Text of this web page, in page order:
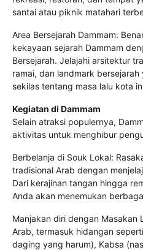
santai atau piknik matahari
Area Bersejarah Dammam:
kekayaan sejarah Dammam
Bersejarah. Jelajahi arsitektur
ramai, dan landmark
sekilas tentang masa lalu kota
Kegiatan di Dammam
Selain atraksi populernya,
aktivitas untuk menghibur
Berbelanja di Souk Lokal:
tradisional Arab dengan
Dari kerajinan tangan hingga
Anda akan menemukan
Manjakan diri dengan Masakan
Arab, termasuk hidangan
daging yang harum), Kabsa